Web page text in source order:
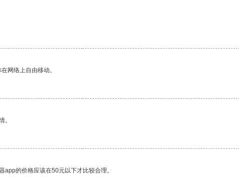
网络上自由移动。
。
的价格应该在50元以下才比较合理。